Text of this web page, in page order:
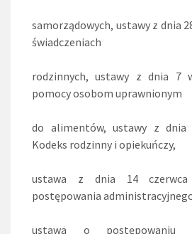
samorządowych, ustawy z dnia
świadczeniach
rodzinnych, ustawy z dnia 7
pomocy osobom uprawnionym
do alimentów, ustawy z
Kodeks rodzinny i opiekuńczy,
ustawa z dnia 14
postępowania
ustawa o postępowaniu